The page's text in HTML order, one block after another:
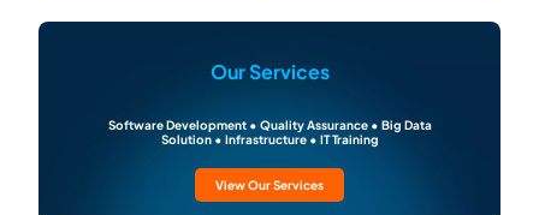
Our Services
Software Development • Quality Assurance • Big Data
Solution • Infrastructure • IT Training
View Our Services